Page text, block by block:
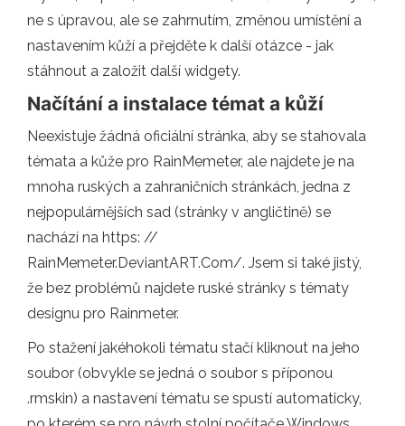
ne s úpravou, ale se zahrnutím, změnou umístění a
nastavením kůží a přejděte k další otázce - jak
stáhnout a založit další widgety.
Načítání a instalace témat a kůží
Neexistuje žádná oficiální stránka, aby se stahovala
témata a kůže pro RainMemeter, ale najdete je na
mnoha ruských a zahraničních stránkách, jedna z
nejpopulárnějších sad (stránky v angličtině) se
nachází na https: //
RainMemeter.DeviantART.Com/. Jsem si také jistý,
že bez problémů najdete ruské stránky s tématy
designu pro Rainmeter.
Po stažení jakéhokoli tématu stačí kliknout na jeho
soubor (obvykle se jedná o soubor s příponou
.rmskin) a nastavení tématu se spustí automaticky,